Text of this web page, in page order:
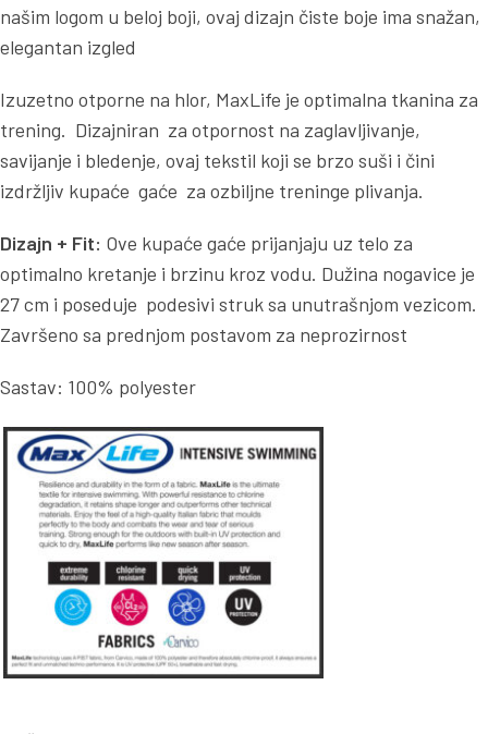
našim logom u beloj boji, ovaj dizajn čiste boje ima snažan,
elegantan izgled
Izuzetno otporne na hlor, MaxLife je optimalna tkanina za
trening. Dizajniran za otpornost na zaglavljivanje,
savijanje i bledenje, ovaj tekstil koji se brzo suši i čini
izdržljiv kupaće gaće za ozbiljne treninge plivanja.
Dizajn + Fit: Ove kupaće gaće prijanjaju uz telo za
optimalno kretanje i brzinu kroz vodu. Dužina nogavice je
27 cm i poseduje podesivi struk sa unutrašnjom vezicom.
Završeno sa prednjom postavom za neprozirnost
Sastav: 100% polyester